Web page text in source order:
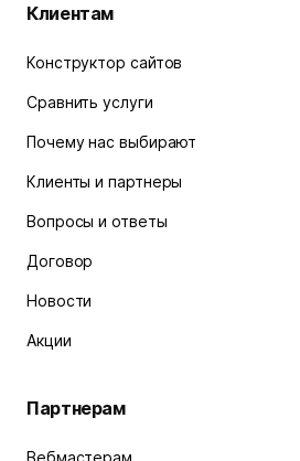
Клиентам
Конструктор сайтов
Сравнить услуги
Почему нас выбирают
Клиенты и партнеры
Вопросы и ответы
Договор
Новости
Акции
Партнерам
Вебмастерам